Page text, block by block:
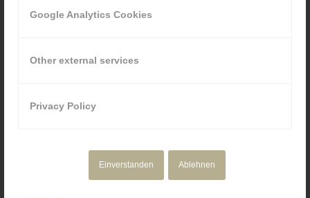
Google Analytics Cookies
Other external services
Privacy Policy
Einverstanden Ablehnen
Motion Design
Corporate Media